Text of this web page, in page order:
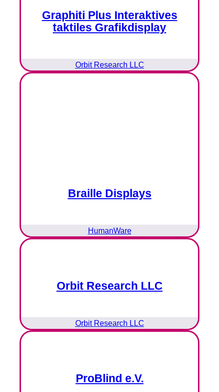
Graphiti Plus Interaktives
taktiles Grafikdisplay
Orbit Research LLC
Braille Displays
HumanWare
Orbit Research LLC
Orbit Research LLC
ProBlind e.V.